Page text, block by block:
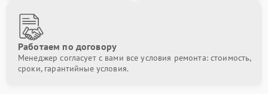
Работаем по договору
Менеджер согласует с вами все условия ремонта: стоимость,
сроки, гарантийные условия.